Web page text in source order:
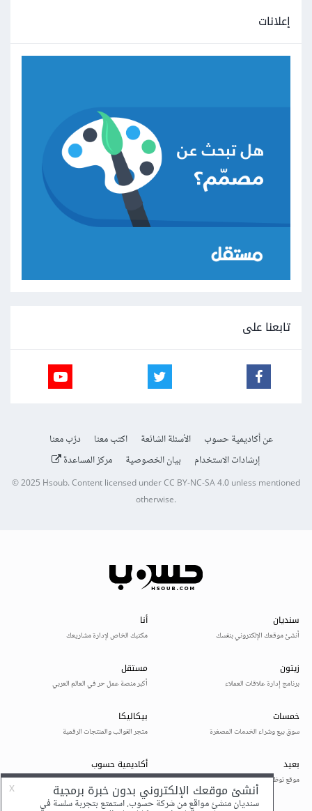
إعلانات
تابعنا على
عن أكاديمية حسوب الأسئلة الشائعة اكتب معنا
درّب معنا
إرشادات الاستخدام
بيان الخصوصية مركز المساعدة
© 2025Hsoub.Content licensed underCC BY-NC-SA 4.0unless mentioned
otherwise.